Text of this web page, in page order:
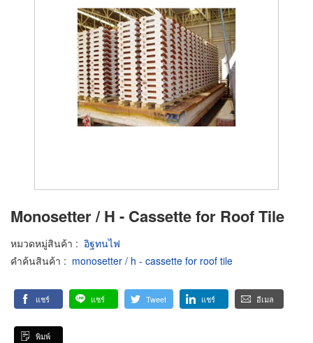
Monosetter / H - Cassette for Roof Tile
หมวดหมู่สินค้า : อิฐทนไฟ
คำค้นสินค้า : monosetter / h - cassette for roof tile
แชร์ แชร์ Tweet แชร์ อีเมล
พิมพ์